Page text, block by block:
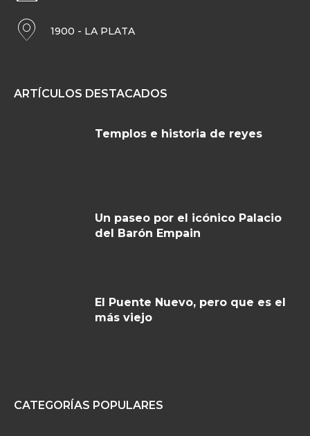
1900 - LA PLATA
ARTÍCULOS DESTACADOS
Templos e historia de reyes
Un paseo por el icónico Palacio
del Barón Empain
El Puente Nuevo, pero que es el
más viejo
CATEGORÍAS POPULARES